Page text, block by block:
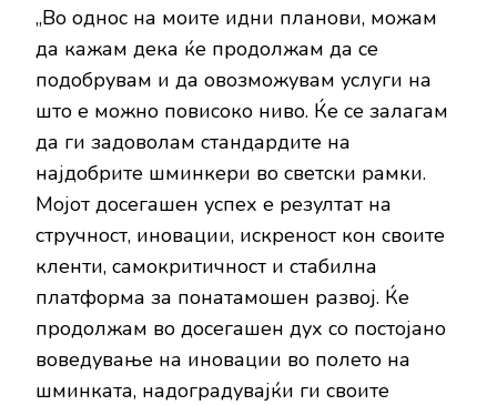
„Во однос на моите идни планови, можам
да кажам дека ќе продолжам да се
подобрувам и да овозможувам услуги на
што е можно повисоко ниво. Ќе се залагам
да ги задоволам стандардите на
најдобрите шминкери во светски рамки.
Мојот досегашен успех е резултат на
стручност, иновации, искреност кон своите
кленти, самокритичност и стабилна
платформа за понатамошен развој. Ќе
продолжам во досегашен дух со постојано
воведување на иновации во полето на
шминката, надоградувајќи ги своите